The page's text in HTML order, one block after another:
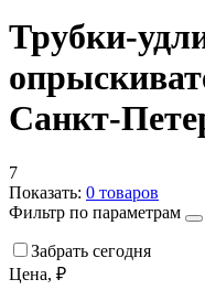
Трубки-
Санкт-
7
Показать: 0 товаров
Фильтр по параметрам
Забрать сегодня
Цена, ₽